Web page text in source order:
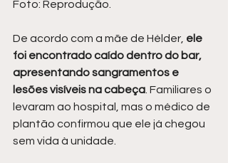
Foto: Reprodução.
De acordo com a mãe de Hélder, ele
foi encontrado caído dentro do bar,
apresentando sangramentos e
lesões visíveis na cabeça . Familiares o
levaram ao hospital, mas o médico de
plantão confirmou que ele já chegou
sem vida à unidade.